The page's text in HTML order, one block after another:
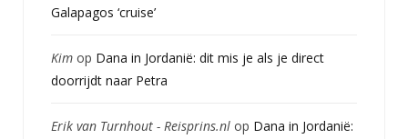
Galapagos ‘cruise’
Kim op Dana in Jordanië: dit mis je als je direct
doorrijdt naar Petra
Erik van Turnhout - Reisprins.nl op Dana in Jordanië: